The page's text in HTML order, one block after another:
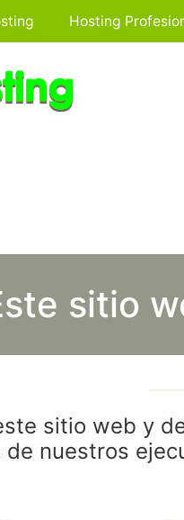
Hosting
sitio
sitio web y
de nuestros